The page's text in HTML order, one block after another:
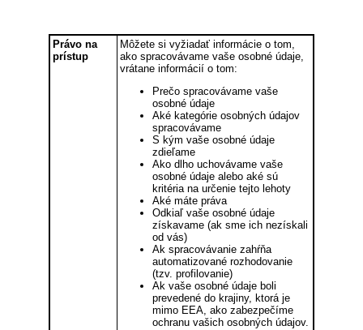
Právo na
prístup
Môžete si vyžiadať informácie o tom,
ako spracovávame vaše osobné údaje,
vrátane informácií o tom:
Prečo spracovávame vaše
osobné údaje
Aké kategórie osobných údajov
spracovávame
S kým vaše osobné údaje
zdieľame
Ako dlho uchovávame vaše
osobné údaje alebo aké sú
kritéria na určenie tejto lehoty
Aké máte práva
Odkiaľ vaše osobné údaje
získavame (ak sme ich nezískali
od vás)
Ak spracovávanie zahŕňa
automatizované rozhodovanie
(tzv. profilovanie)
Ak vaše osobné údaje boli
prevedené do krajiny, ktorá je
mimo EEA, ako zabezpečíme
ochranu vašich osobných údajov.